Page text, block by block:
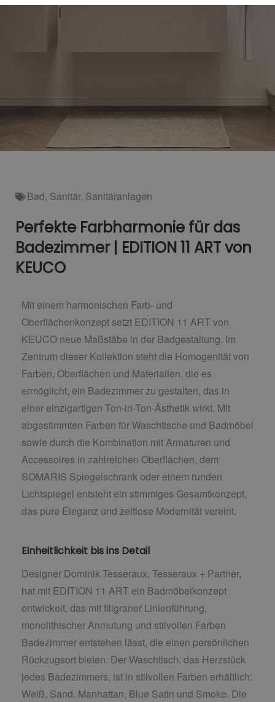
Bad, Sanitär, Sanitäranlagen
Perfekte Farbharmonie für das
Badezimmer | EDITION 11 ART von
KEUCO
Mit einem harmonischen Farb- und
Oberflächenkonzept setzt EDITION 11 ART von
KEUCO neue Maßstäbe in der Badgestaltung. Im
Zentrum dieser Kollektion steht die Homogenität von
Farben, Oberflächen und Materialien, die es
ermöglicht, ein Badezimmer zu gestalten, das in
einer einzigartigen Ton-in-Ton-Ästhetik wirkt. Mit
abgestimmten Farben für Waschtische und Badmöbel
sowie durch die Kombination mit Armaturen und
Accessoires in zahlreichen Oberflächen, dem
SOMARIS Spiegelschrank oder einem runden
Lichtspiegel entsteht ein stimmiges Gesamtkonzept,
das pure Eleganz und zeitlose Modernität vereint.
Einheitlichkeit bis ins Detail
Designer Dominik Tesseraux, Tesseraux + Partner,
hat mit EDITION 11 ART ein Badmöbelkonzept
entwickelt, das mit filigraner Linienführung,
monolithischer Anmutung und stilvollen Farben
Badezimmer entstehen lässt, die einen persönlichen
Rückzugsort bieten. Der Waschtisch, das Herzstück
jedes Badezimmers, ist in stilvollen Farben erhältlich:
Weiß, Sand, Manhattan, Blue Satin und Smoke. Die